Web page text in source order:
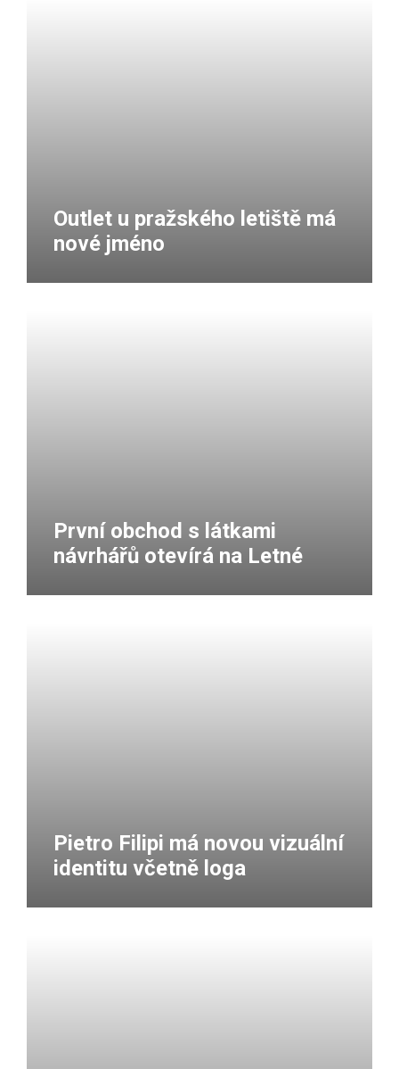
Outlet u pražského letiště má
nové jméno
První obchod s látkami
návrhářů otevírá na Letné
Pietro Filipi má novou vizuální
identitu včetně loga